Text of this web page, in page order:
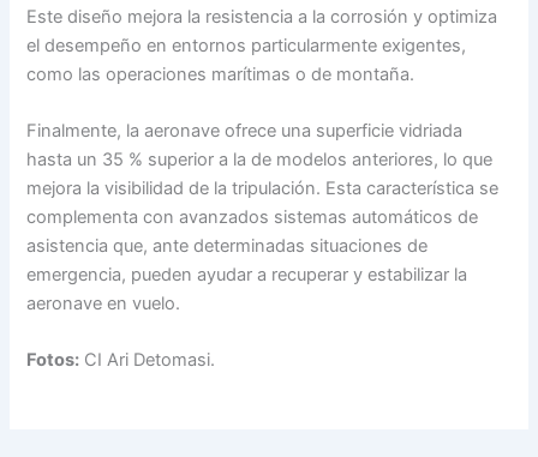
Este diseño mejora la resistencia a la corrosión y optimiza
el desempeño en entornos particularmente exigentes,
como las operaciones marítimas o de montaña.
Finalmente, la aeronave ofrece una superficie vidriada
hasta un 35 % superior a la de modelos anteriores, lo que
mejora la visibilidad de la tripulación. Esta característica se
complementa con avanzados sistemas automáticos de
asistencia que, ante determinadas situaciones de
emergencia, pueden ayudar a recuperar y estabilizar la
aeronave en vuelo.
Fotos: CI Ari Detomasi.